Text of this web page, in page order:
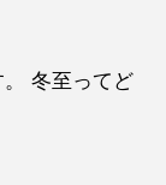
冬至ってど